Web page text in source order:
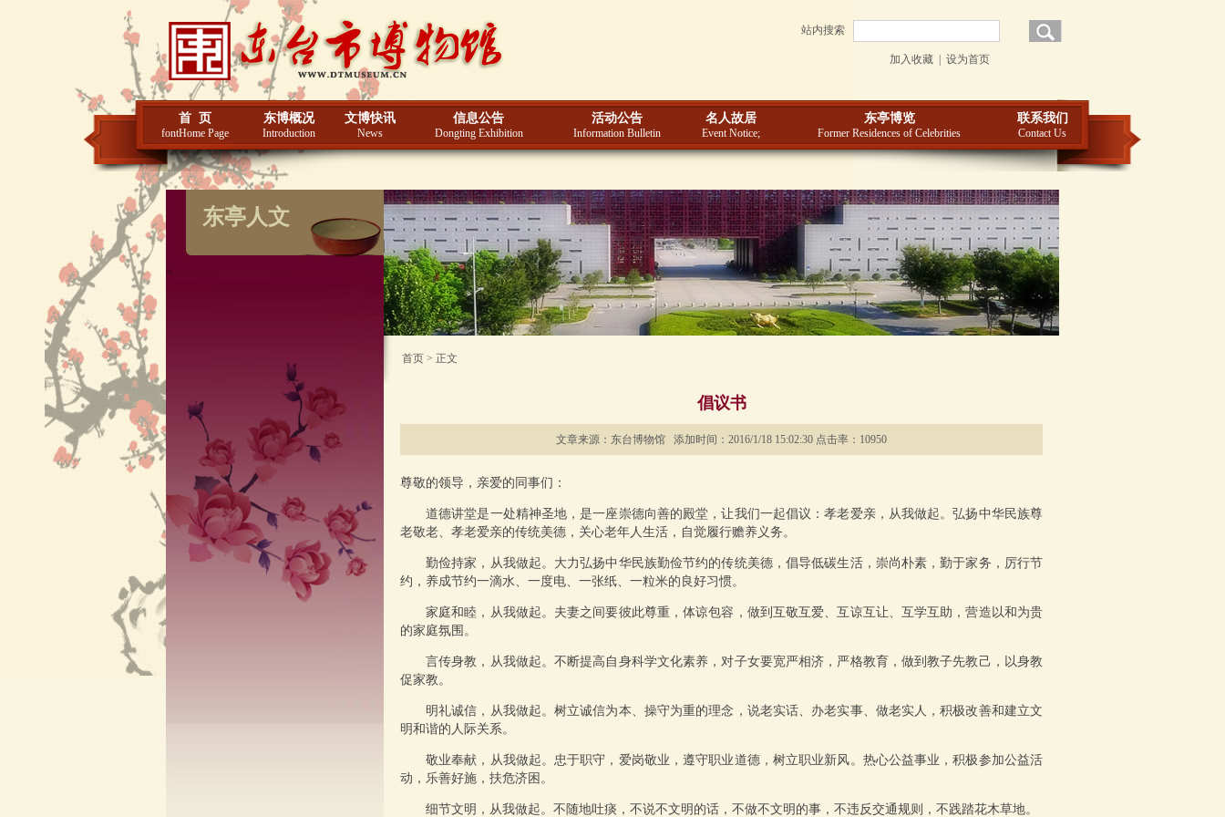
站内搜索
加入收藏| 设为首页
首 页 东博概况 文博快讯 信息公告 活动公告 名人故居 东亭博览 联系我们
fontHome Page Introduction News Dongting Exhibition Information Bulletin Event Notice; Former Residences of Celebrities Contact Us
东亭人文
首页 > 正文
倡议书
文章来源：东台博物馆 添加时间：2016/1/18 15:02:30 点击率：10950
尊敬的领导，亲爱的同事们：
道德讲堂是一处精神圣地，是一座崇德向善的殿堂，让我们一起倡议：孝老爱亲，从我做起。弘扬中华民族尊
老敬老、孝老爱亲的传统美德，关心老年人生活，自觉履行赡养义务。
勤俭持家，从我做起。大力弘扬中华民族勤俭节约的传统美德，倡导低碳生活，崇尚朴素，勤于家务，厉行节
约，养成节约一滴水、一度电、一张纸、一粒米的良好习惯。
家庭和睦，从我做起。夫妻之间要彼此尊重，体谅包容，做到互敬互爱、互谅互让、互学互助，营造以和为贵
的家庭氛围。
言传身教，从我做起。不断提高自身科学文化素养，对子女要宽严相济，严格教育，做到教子先教己，以身教
促家教。
明礼诚信，从我做起。树立诚信为本、操守为重的理念，说老实话、办老实事、做老实人，积极改善和建立文
明和谐的人际关系。
敬业奉献，从我做起。忠于职守，爱岗敬业，遵守职业道德，树立职业新风。热心公益事业，积极参加公益活
动，乐善好施，扶危济困。
细节文明，从我做起。不随地吐痰，不说不文明的话，不做不文明的事，不违反交通规则，不践踏花木草地。